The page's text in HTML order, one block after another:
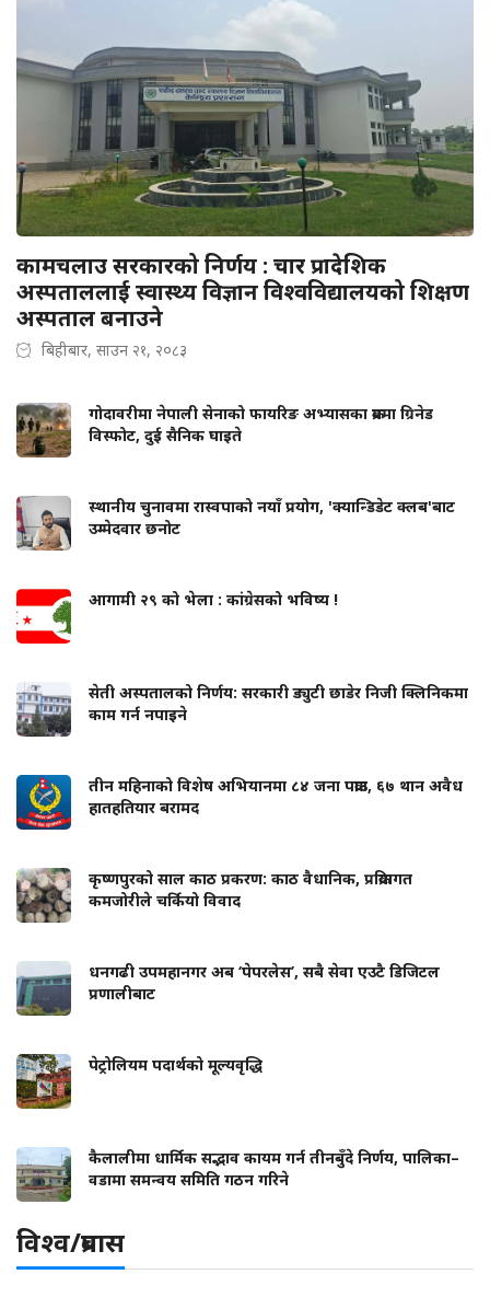
कामचलाउ सरकारको निर्णय : चार प्रादेशिक
अस्पताललाई स्वास्थ्य विज्ञान विश्वविद्यालयको शिक्षण
अस्पताल बनाउने
बिहीबार, साउन २१, २०८३
गोदावरीमा नेपाली सेनाको फायरिङ अभ्यासका क्रममा ग्रिनेड
विस्फोट, दुई सैनिक घाइते
स्थानीय चुनावमा रास्वपाको नयाँ प्रयोग, 'क्यान्डिडेट क्लब'बाट
उम्मेदवार छनोट
आगामी २९ को भेला : कांग्रेसको भविष्य !
सेती अस्पतालको निर्णय: सरकारी ड्युटी छाडेर निजी क्लिनिकमा
काम गर्न नपाइने
तीन महिनाको विशेष अभियानमा ८४ जना पक्राउ, ६७ थान अवैध
हातहतियार बरामद
कृष्णपुरको साल काठ प्रकरण: काठ वैधानिक, प्रक्रियागत
कमजोरीले चर्कियो विवाद
धनगढी उपमहानगर अब ‘पेपरलेस’, सबै सेवा एउटै डिजिटल
प्रणालीबाट
पेट्रोलियम पदार्थको मूल्यवृद्धि
कैलालीमा धार्मिक सद्भाव कायम गर्न तीनबुँदे निर्णय, पालिका–
वडामा समन्वय समिति गठन गरिने
विश्व/प्रबास